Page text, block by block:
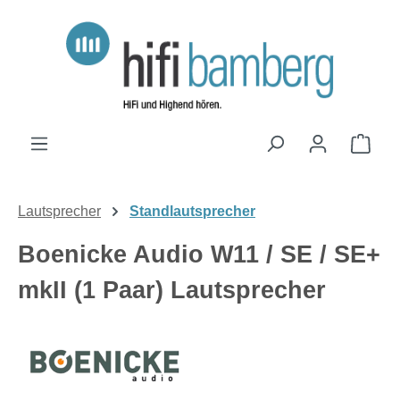
Zum Hauptinhalt springen
Lautsprecher Standlautsprecher
Boenicke Audio W11 / SE / SE+
mkII (1 Paar) Lautsprecher